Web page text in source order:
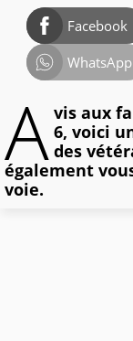
Facebook
WhatsApp
A vis aux
6, voici
des
également
voie.